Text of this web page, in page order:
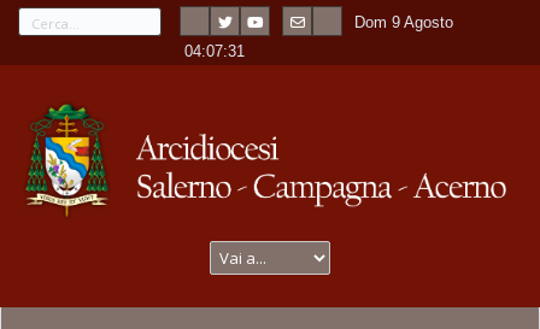
Dom 9 Agosto
-04:07:31